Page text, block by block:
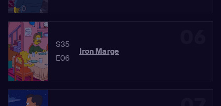
S35
E06
Iron Marge